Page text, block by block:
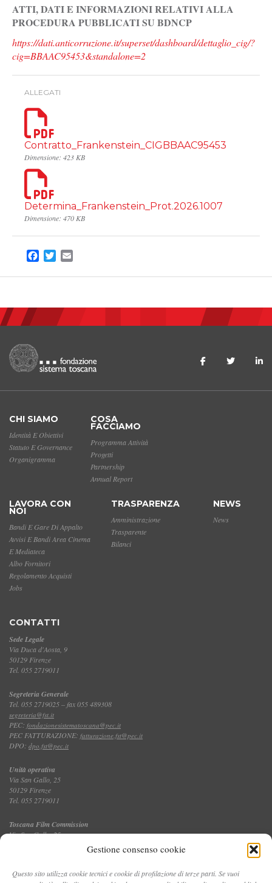
Gestione consenso cookie
Questo sito utilizza cookie tecnici e cookie di profilazione di terze parti. Se vuoi
ATTI, DATI E INFORMAZIONI RELATIVI ALLA
PROCEDURA PUBBLICATI SU BDNCP
https://dati.anticorruzione.it/superset/dashboard/dettaglio_cig/?
cig=BBAAC95453&standalone=2
ALLEGATI
Contratto_Frankenstein_CIGBBAAC95453
Dimensione: 423 KB
Determina_Frankenstein_Prot.2026.1007
Dimensione: 470 KB
Facebook
Twitter
CHI SIAMO
Identità E Obiettivi
Statuto E Governance
Organigramma
COSA
FACCIAMO
Programma Attività
Progetti
Partnership
Annual Report
LAVORA CON
NOI
Bandi E Gare Di Appalto
Avvisi E Bandi Area Cinema
E Mediateca
Albo Fornitori
Regolamento Acquisti
Jobs
TRASPARENZA
Amministrazione
Trasparente
Bilanci
NEWS
News
CONTATTI
Sede Legale
Via Duca d'Aosta, 9
50129 Firenze
Tel. 055 2719011
Segreteria Generale
Tel. 055 2719025 – fax 055 489308
segreteria@fst.it
PEC: fondazionesistematoscana@pec.it
PEC FATTURAZIONE: fatturazione.fst@pec.it
DPO: dpo.fst@pec.it
Unità operativa
Via San Gallo, 25
50129 Firenze
Tel. 055 2719011
Toscana Film Commission
Via San Gallo, 25
Tel. 055 2719035 – fax 055 2719027